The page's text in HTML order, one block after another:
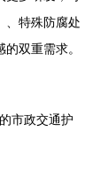
、特殊防腐处
双重需求。
市政交通护